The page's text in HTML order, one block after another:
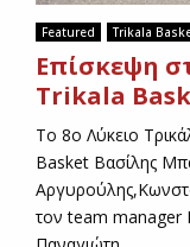
Featured Trikala
Επίσκεψη
Trikala
Το 8ο Λύκειο
Basket Βασίλης
τον team manager